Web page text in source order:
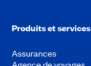
Produits et services
Assurances